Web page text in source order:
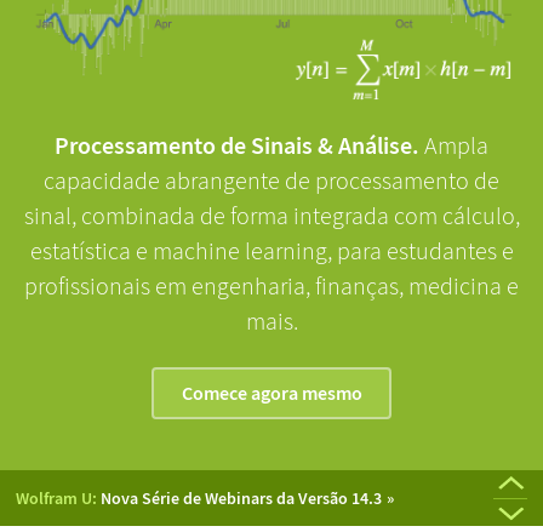
Processamento de Sinais & Análise. Ampla
capacidade abrangente de processamento de
sinal, combinada de forma integrada com cálculo,
estatística e machine learning, para estudantes e
profissionais em engenharia, finanças, medicina e
mais.
Comece agora mesmo
Wolfram U: Nova Série de Webinars da Versão 14.3